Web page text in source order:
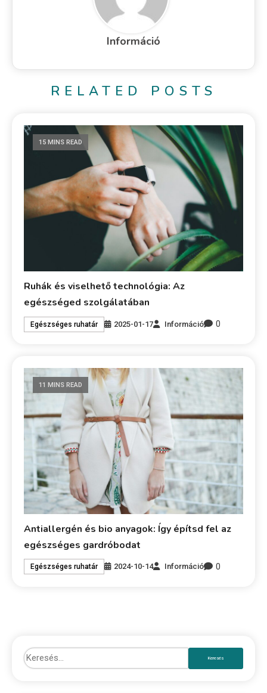
Információ
RELATED POSTS
15 MINS READ
Ruhák és viselhető technológia: Az
egészséged szolgálatában
Egészséges ruhatár 2025-01-17 Információ 0
11 MINS READ
Antiallergén és bio anyagok: Így építsd fel az
egészséges gardróbodat
Egészséges ruhatár 2024-10-14 Információ 0